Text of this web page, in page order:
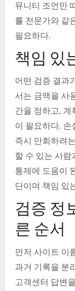
뮤니티 조언만
률 전문가와 같
필요하다.
책임 있
어떤 검증 결과
서는 금액을 사
간을 정하고, 계
이 필요하다. 손
즉시 만회하려
할 수 있는 사람
통제에 도움이
단이며 책임 있
검증 정
른 순서
먼저 사이트 이
과거 기록을 분
고객센터 답변